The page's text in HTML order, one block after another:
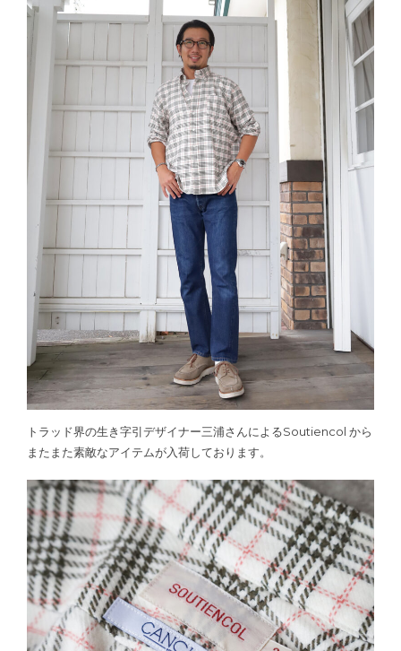
トラッド界の生き字引デザイナー三浦さんによるSoutiencol から
またまた素敵なアイテムが入荷しております。